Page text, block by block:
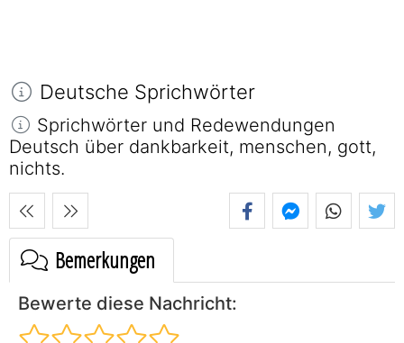
Deutsche Sprichwörter
Sprichwörter und Redewendungen
Deutsch über dankbarkeit, menschen, gott,
nichts.
Bemerkungen
Bewerte diese Nachricht: